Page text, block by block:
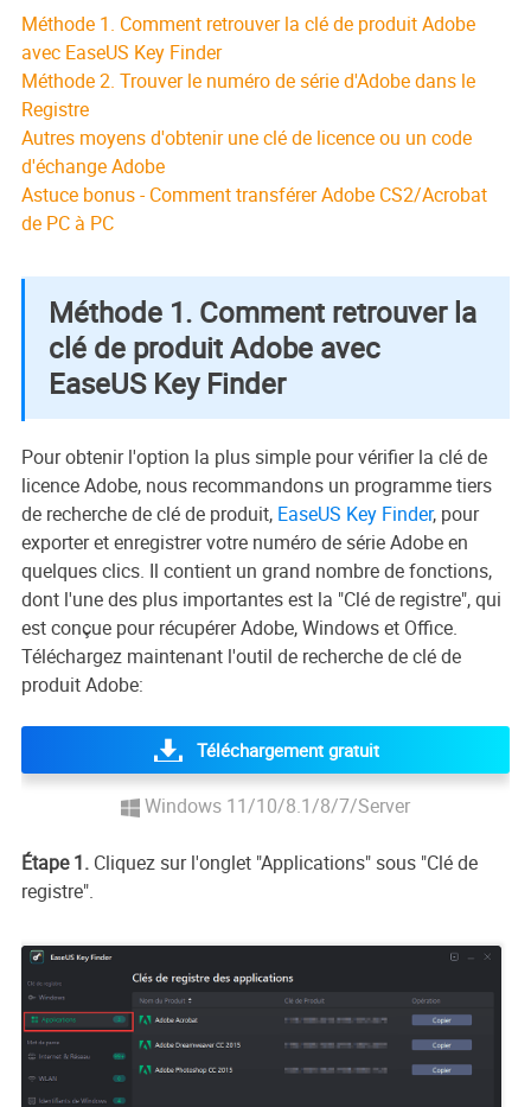
Méthode 1. Comment retrouver la clé de produit Adobe
avec EaseUS Key Finder
Méthode 2. Trouver le numéro de série d'Adobe dans le
Registre
Autres moyens d'obtenir une clé de licence ou un code
d'échange Adobe
Astuce bonus - Comment transférer Adobe CS2/Acrobat
de PC à PC
Méthode 1. Comment retrouver la
clé de produit Adobe avec
EaseUS Key Finder
Pour obtenir l'option la plus simple pour vérifier la clé de
licence Adobe, nous recommandons un programme tiers
de recherche de clé de produit, EaseUS Key Finder, pour
exporter et enregistrer votre numéro de série Adobe en
quelques clics. Il contient un grand nombre de fonctions,
dont l'une des plus importantes est la "Clé de registre", qui
est conçue pour récupérer Adobe, Windows et Office.
Téléchargez maintenant l'outil de recherche de clé de
produit Adobe:
Téléchargement gratuit
Windows 11/10/8.1/8/7/Server
Étape 1. Cliquez sur l'onglet "Applications" sous "Clé de
registre".